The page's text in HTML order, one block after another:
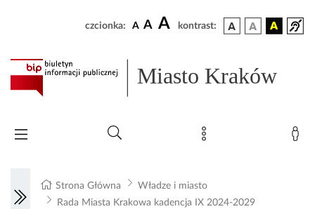
czcionka: A A A kontrast:
Miasto Kraków
Strona Główna
Władze i miasto
Rada Miasta Krakowa kadencja IX 2024-2029